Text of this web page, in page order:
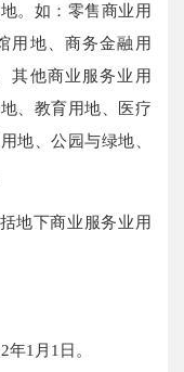
。如：零售商业用
用地、商务金融用
其他商业服务业用
、教育用地、医疗
地、公园与绿地、
地下商业服务业用
1月1日。